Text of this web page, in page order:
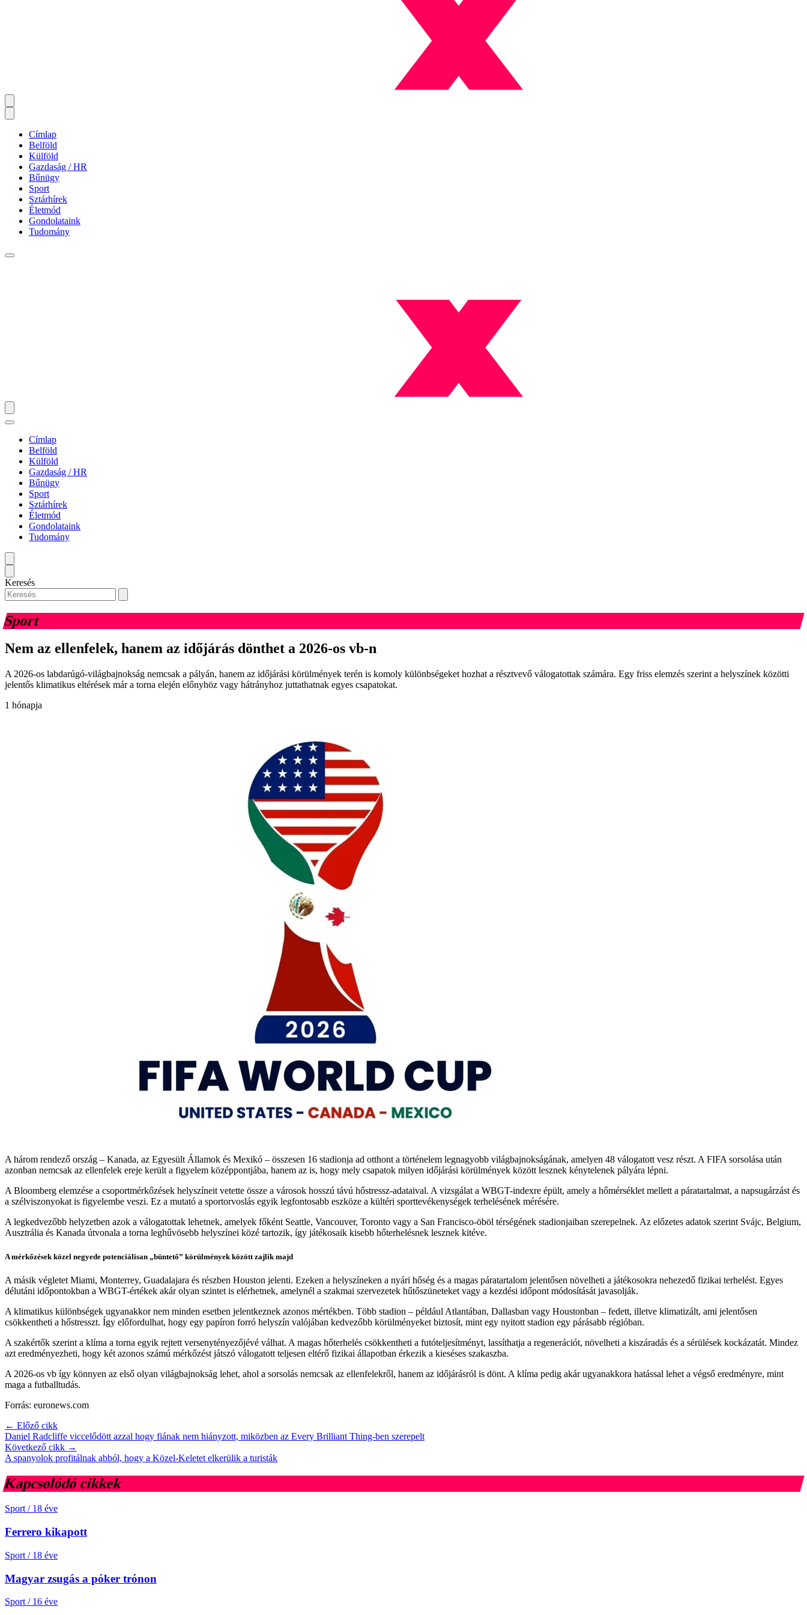
Címlap
Belföld
Külföld
Gazdaság / HR
Bűnügy
Sport
Sztárhírek
Életmód
Gondolataink
Tudomány
Címlap
Belföld
Külföld
Gazdaság / HR
Bűnügy
Sport
Sztárhírek
Életmód
Gondolataink
Tudomány
Keresés
Sport
Nem az ellenfelek, hanem az időjárás dönthet a 2026-os vb-n
A 2026-os labdarúgó-világbajnokság nemcsak a pályán, hanem az időjárási körülmények terén is komoly különbségeket hozhat a résztvevő válogatottak számára. Egy friss elemzés szerint a helyszínek közötti
jelentős klimatikus eltérések már a torna elején előnyhöz vagy hátrányhoz juttathatnak egyes csapatokat.
1 hónapja
A három rendező ország – Kanada, az Egyesült Államok és Mexikó – összesen 16 stadionja ad otthont a történelem legnagyobb világbajnokságának, amelyen 48 válogatott vesz részt. A FIFA sorsolása után
azonban nemcsak az ellenfelek ereje került a figyelem középpontjába, hanem az is, hogy mely csapatok milyen időjárási körülmények között lesznek kénytelenek pályára lépni.
A Bloomberg elemzése a csoportmérkőzések helyszíneit vetette össze a városok hosszú távú hőstressz-adataival. A vizsgálat a WBGT-indexre épült, amely a hőmérséklet mellett a páratartalmat, a napsugárzást és
a szélviszonyokat is figyelembe veszi. Ez a mutató a sportorvoslás egyik legfontosabb eszköze a kültéri sporttevékenységek terhelésének mérésére.
A legkedvezőbb helyzetben azok a válogatottak lehetnek, amelyek főként Seattle, Vancouver, Toronto vagy a San Francisco-öböl térségének stadionjaiban szerepelnek. Az előzetes adatok szerint Svájc, Belgium,
Ausztrália és Kanada útvonala a torna leghűvösebb helyszínei közé tartozik, így játékosaik kisebb hőterhelésnek lesznek kitéve.
A mérkőzések közel negyede potenciálisan „büntető” körülmények között zajlik majd
A másik végletet Miami, Monterrey, Guadalajara és részben Houston jelenti. Ezeken a helyszíneken a nyári hőség és a magas páratartalom jelentősen növelheti a játékosokra nehezedő fizikai terhelést. Egyes
délutáni időpontokban a WBGT-értékek akár olyan szintet is elérhetnek, amelynél a szakmai szervezetek hűtőszüneteket vagy a kezdési időpont módosítását javasolják.
A klimatikus különbségek ugyanakkor nem minden esetben jelentkeznek azonos mértékben. Több stadion – például Atlantában, Dallasban vagy Houstonban – fedett, illetve klimatizált, ami jelentősen
csökkentheti a hőstresszt. Így előfordulhat, hogy egy papíron forró helyszín valójában kedvezőbb körülményeket biztosít, mint egy nyitott stadion egy párásabb régióban.
A szakértők szerint a klíma a torna egyik rejtett versenytényezőjévé válhat. A magas hőterhelés csökkentheti a futóteljesítményt, lassíthatja a regenerációt, növelheti a kiszáradás és a sérülések kockázatát. Mindez
azt eredményezheti, hogy két azonos számú mérkőzést játszó válogatott teljesen eltérő fizikai állapotban érkezik a kieséses szakaszba.
A 2026-os vb így könnyen az első olyan világbajnokság lehet, ahol a sorsolás nemcsak az ellenfelekről, hanem az időjárásról is dönt. A klíma pedig akár ugyanakkora hatással lehet a végső eredményre, mint
maga a futballtudás.
Forrás: euronews.com
← Előző cikk
Daniel Radcliffe viccelődött azzal hogy fiának nem hiányzott, miközben az Every Brilliant Thing-ben szerepelt
Következő cikk →
A spanyolok profitálnak abból, hogy a Közel-Keletet elkerülik a turisták
Kapcsolódó cikkek
Sport / 18 éve
Ferrero kikapott
Sport / 18 éve
Magyar zsugás a póker trónon
Sport / 16 éve